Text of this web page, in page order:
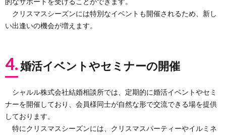
クリスマスシーズンには特別なイベントも開催されるため、新し
い出逢いの機会が増えます。
4.婚活イベントやセミナーの開催
シャルル株式会社結婚相談所では、定期的に婚活イベントやセミ
ナーを開催しており、会員様同士が自然な形で交流できる場を提供
しております。
特にクリスマスシーズンには、クリスマスパーティーやイルミネ